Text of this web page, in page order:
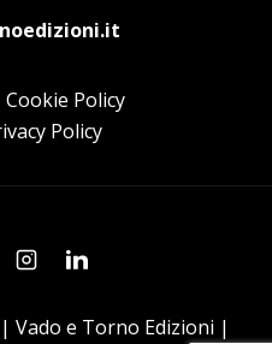
Cookie Policy
Policy
InstagramLinkedin
Vado e Torno Edizioni |